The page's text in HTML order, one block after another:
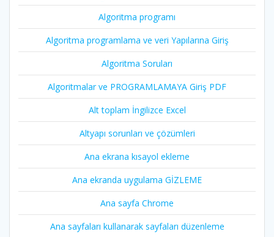
Algoritma programı
Algoritma programlama ve veri Yapılarına Giriş
Algoritma Soruları
Algoritmalar ve PROGRAMLAMAYA Giriş PDF
Alt toplam İngilizce Excel
Altyapı sorunları ve çözümleri
Ana ekrana kısayol ekleme
Ana ekranda uygulama GİZLEME
Ana sayfa Chrome
Ana sayfaları kullanarak sayfaları düzenleme